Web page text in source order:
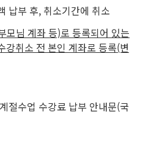
납부 후, 취소기간에 취소
님 계좌 등)로 등록되어 있는
취소 전 본인 계좌로 등록(변
절수업 수강료 납부 안내문(국